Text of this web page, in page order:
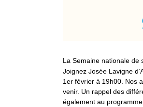
La Semaine nationale de
Joignez Josée Lavigne
1er février à 19h00. Nos
venir. Un rappel des
également au programme.